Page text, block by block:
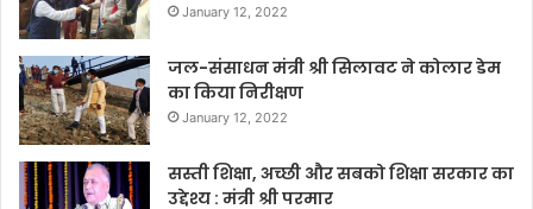
January 12, 2022
जल-संसाधन मंत्री श्री सिलावट ने कोलार डेम
का किया निरीक्षण
January 12, 2022
सस्ती शिक्षा, अच्छी और सबको शिक्षा सरकार का
उद्देश्य : मंत्री श्री परमार